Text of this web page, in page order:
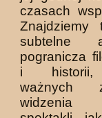
czasach
Znajdziemy
subtelne
pogranicza
i historii,
ważnych
widzenia